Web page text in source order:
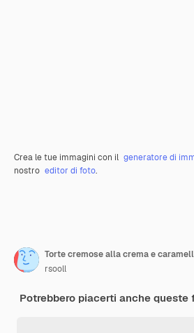
Crea le tue immagini con il generatore di
nostro editor di foto.
Torte cremose alla crema e
rsooll
Potrebbero piacerti anche queste